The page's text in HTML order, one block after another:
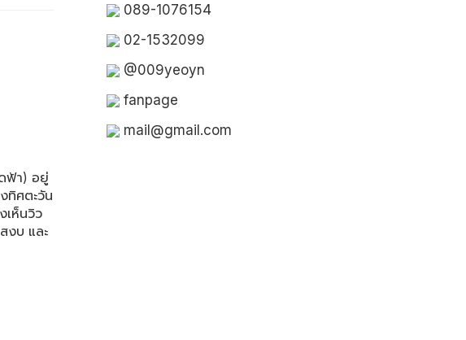
ฟ้า) อยู่
ทิศตะวัน
เห็นวิว
งบ และ
089-1076154
02-1532099
@009yeoyn
fanpage
mail@gmail.com